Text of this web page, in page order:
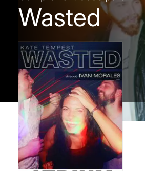
Wasted